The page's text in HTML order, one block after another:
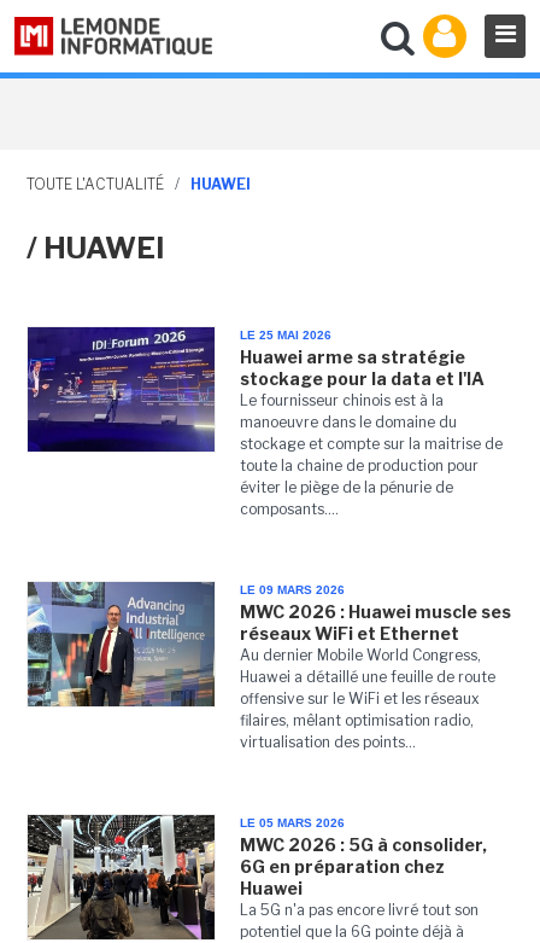
TOUTE L'ACTUALITÉ / HUAWEI
/ HUAWEI
LE 25 MAI 2026
Huawei arme sa stratégie
stockage pour la data et l'IA
Le fournisseur chinois est à la
manoeuvre dans le domaine du
stockage et compte sur la maitrise de
toute la chaine de production pour
éviter le piège de la pénurie de
composants....
LE 09 MARS 2026
MWC 2026 : Huawei muscle ses
réseaux WiFi et Ethernet
Au dernier Mobile World Congress,
Huawei a détaillé une feuille de route
offensive sur le WiFi et les réseaux
filaires, mêlant optimisation radio,
virtualisation des points...
LE 05 MARS 2026
MWC 2026 : 5G à consolider,
6G en préparation chez
Huawei
La 5G n'a pas encore livré tout son
potentiel que la 6G pointe déjà à